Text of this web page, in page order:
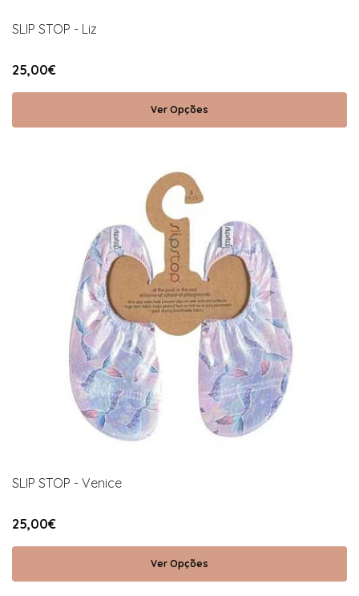
SLIP STOP - Liz
25,00€
Ver Opções
SLIP STOP - Venice
25,00€
Ver Opções